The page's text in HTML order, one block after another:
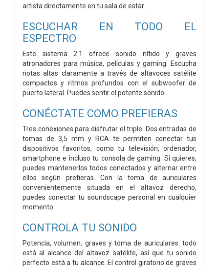
artista directamente en tu sala de estar.
ESCUCHAR EN TODO EL
ESPECTRO
Este sistema 2.1 ofrece sonido nítido y graves
atronadores para música, películas y gaming. Escucha
notas altas claramente a través de altavoces satélite
compactos y ritmos profundos con el subwoofer de
puerto lateral. Puedes sentir el potente sonido.
CONÉCTATE COMO PREFIERAS
Tres conexiones para disfrutar el triple. Dos entradas de
tomas de 3,5 mm y RCA te permiten conectar tus
dispositivos favoritos, como tu televisión, ordenador,
smartphone e incluso tu consola de gaming. Si quieres,
puedes mantenerlos todos conectados y alternar entre
ellos según prefieras. Con la toma de auriculares
convenientemente situada en el altavoz derecho,
puedes conectar tu soundscape personal en cualquier
momento.
CONTROLA TU SONIDO
Potencia, volumen, graves y toma de auriculares: todo
está al alcance del altavoz satélite, así que tu sonido
perfecto está a tu alcance. El control giratorio de graves